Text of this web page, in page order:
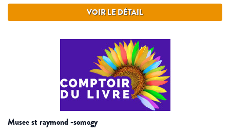
VOIR LE DÉTAIL
musee st raymond -somogy